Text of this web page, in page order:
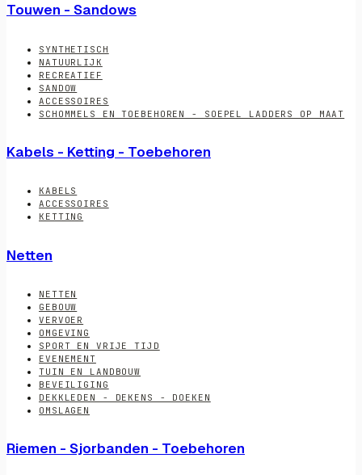
Touwen - Sandows
SYNTHETISCH
NATUURLIJK
RECREATIEF
SANDOW
ACCESSOIRES
SCHOMMELS EN TOEBEHOREN - SOEPEL LADDERS OP MAAT
Kabels - Ketting - Toebehoren
KABELS
ACCESSOIRES
KETTING
Netten
NETTEN
GEBOUW
VERVOER
OMGEVING
SPORT EN VRIJE TIJD
EVENEMENT
TUIN EN LANDBOUW
BEVEILIGING
DEKKLEDEN - DEKENS - DOEKEN
OMSLAGEN
Riemen - Sjorbanden - Toebehoren